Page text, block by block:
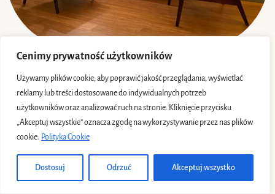
Cenimy prywatność użytkowników
Używamy plików cookie, aby poprawić jakość przeglądania, wyświetlać
reklamy lub treści dostosowane do indywidualnych potrzeb
użytkowników oraz analizować ruch na stronie. Kliknięcie przycisku
„Akceptuj wszystkie” oznacza zgodę na wykorzystywanie przez nas plików
cookie. Polityka Cookie
Dostosuj Odrzuć Akceptuj wszystko
KAMILA KOCEWIAK-ROBALEWSKA © ARCHETYPY 2022